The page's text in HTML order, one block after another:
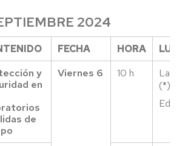
2024
FECHA HORA
y
en
de
Viernes 6 10 h
(*)